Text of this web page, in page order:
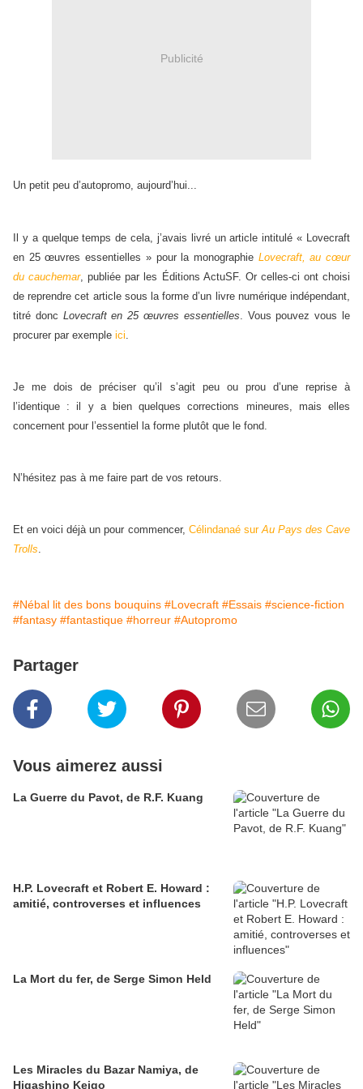
Publicité
Un petit peu d’autopromo, aujourd’hui...
Il y a quelque temps de cela, j’avais livré un article intitulé « Lovecraft
en 25 œuvres essentielles » pour la monographie Lovecraft, au cœur
du cauchemar, publiée par les Éditions ActuSF. Or celles-ci ont choisi
de reprendre cet article sous la forme d’un livre numérique indépendant,
titré donc Lovecraft en 25 œuvres essentielles . Vous pouvez vous le
procurer par exemple ici
Je me dois de préciser qu’il s’agit peu ou prou d’une reprise à
l’identique : il y a bien quelques corrections mineures, mais elles
concernent pour l’essentiel la forme plutôt que le fond.
N’hésitez pas à me faire part de vos retours.
Et en voici déjà un pour commencer, Célindanaé surAu Pays des Cave
Trolls.
#Nébal lit des bons bouquins #Lovecraft #Essais #science-fiction
#fantasy #fantastique #horreur #Autopromo
Partager
Vous aimerez aussi
La Guerre du Pavot, de R.F. Kuang
H.P. Lovecraft et Robert E. Howard :
amitié, controverses et influences
La Mort du fer, de Serge Simon Held
Les Miracles du Bazar Namiya, de
Higashino Keigo